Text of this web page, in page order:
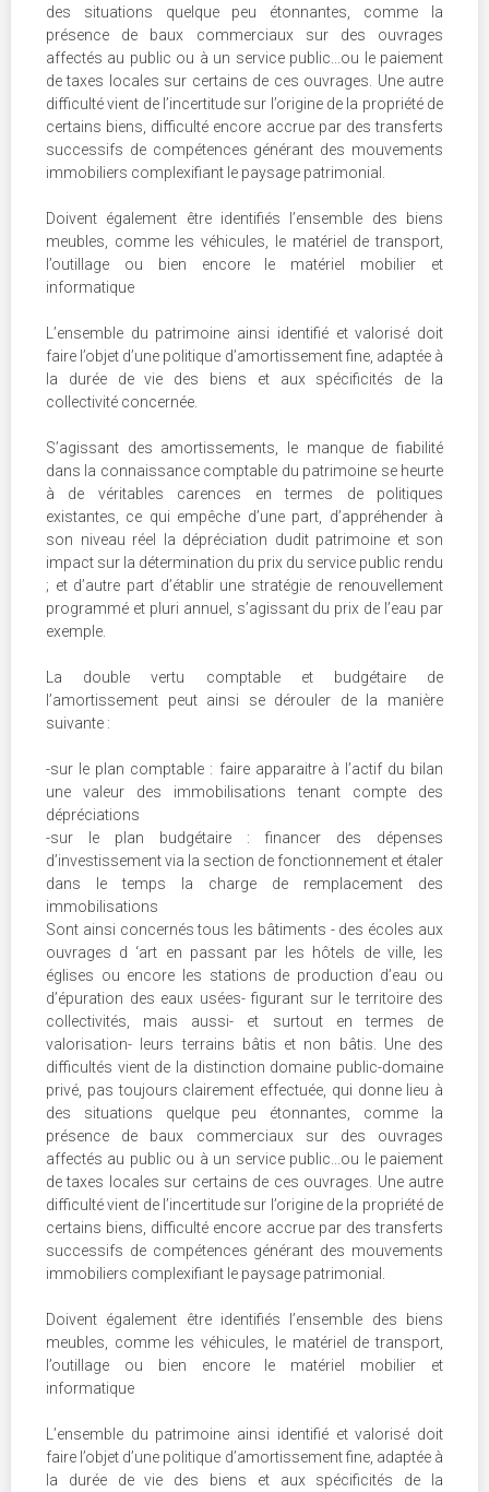
des situations quelque peu étonnantes, comme la
présence de baux commerciaux sur des ouvrages
affectés au public ou à un service public...ou le paiement
de taxes locales sur certains de ces ouvrages. Une autre
difficulté vient de l’incertitude sur l’origine de la propriété de
certains biens, difficulté encore accrue par des transferts
successifs de compétences générant des mouvements
immobiliers complexifiant le paysage patrimonial.
Doivent également être identifiés l’ensemble des biens
meubles, comme les véhicules, le matériel de transport,
l’outillage ou bien encore le matériel mobilier et
informatique
L’ensemble du patrimoine ainsi identifié et valorisé doit
faire l’objet d’une politique d’amortissement fine, adaptée à
la durée de vie des biens et aux spécificités de la
collectivité concernée.
S’agissant des amortissements, le manque de fiabilité
dans la connaissance comptable du patrimoine se heurte
à de véritables carences en termes de politiques
existantes, ce qui empêche d’une part, d’appréhender à
son niveau réel la dépréciation dudit patrimoine et son
impact sur la détermination du prix du service public rendu
; et d’autre part d’établir une stratégie de renouvellement
programmé et pluri annuel, s’agissant du prix de l’eau par
exemple.
La double vertu comptable et budgétaire de
l’amortissement peut ainsi se dérouler de la manière
suivante :
-sur le plan comptable : faire apparaitre à l’actif du bilan
une valeur des immobilisations tenant compte des
dépréciations
-sur le plan budgétaire : financer des dépenses
d’investissement via la section de fonctionnement et étaler
dans le temps la charge de remplacement des
immobilisations
Sont ainsi concernés tous les bâtiments - des écoles aux
ouvrages d ‘art en passant par les hôtels de ville, les
églises ou encore les stations de production d’eau ou
d’épuration des eaux usées- figurant sur le territoire des
collectivités, mais aussi- et surtout en termes de
valorisation- leurs terrains bâtis et non bâtis. Une des
difficultés vient de la distinction domaine public-domaine
privé, pas toujours clairement effectuée, qui donne lieu à
des situations quelque peu étonnantes, comme la
présence de baux commerciaux sur des ouvrages
affectés au public ou à un service public...ou le paiement
de taxes locales sur certains de ces ouvrages. Une autre
difficulté vient de l’incertitude sur l’origine de la propriété de
certains biens, difficulté encore accrue par des transferts
successifs de compétences générant des mouvements
immobiliers complexifiant le paysage patrimonial.
Doivent également être identifiés l’ensemble des biens
meubles, comme les véhicules, le matériel de transport,
l’outillage ou bien encore le matériel mobilier et
informatique
L’ensemble du patrimoine ainsi identifié et valorisé doit
faire l’objet d’une politique d’amortissement fine, adaptée à
la durée de vie des biens et aux spécificités de la